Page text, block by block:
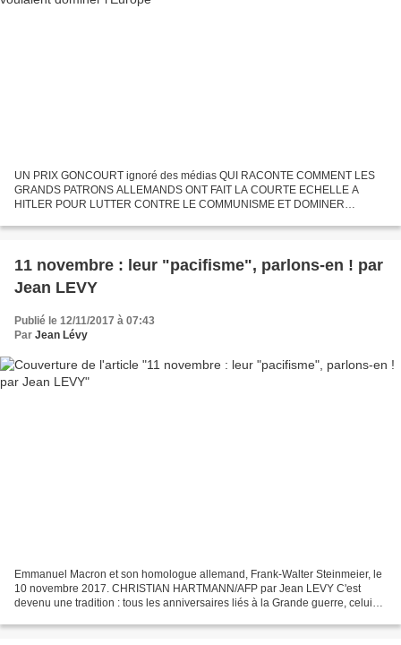
UN PRIX GONCOURT ignoré des médias QUI RACONTE COMMENT LES
GRANDS PATRONS ALLEMANDS ONT FAIT LA COURTE ECHELLE A
HITLER POUR LUTTER CONTRE LE COMMUNISME ET DOMINER
allemands du secteur...
11 novembre : leur "pacifisme", parlons-en ! par
Jean LEVY
Publié le 12/11/2017 à 07:43
Par Jean Lévy
Emmanuel Macron et son homologue allemand, Frank-Walter Steinmeier, le
10 novembre 2017. CHRISTIAN HARTMANN/AFP par Jean LEVY C'est
devenu une tradition : tous les anniversaires liés à la Grande guerre, celui